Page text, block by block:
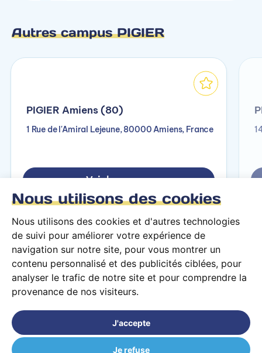
Nous utilisons des cookies
Nous utilisons des cookies et d'autres technologies
de suivi pour améliorer votre expérience de
navigation sur notre site, pour vous montrer un
contenu personnalisé et des publicités ciblées, pour
analyser le trafic de notre site et pour comprendre la
provenance de nos visiteurs.
J'accepte
Je refuse
Autres campus PIGIER
PIGIER Amiens (80)
1 Rue de l'Amiral Lejeune, 80000 Amiens, France
Voir le campus
Conditions générales d’utilisation
© 2026 PARCOURS Privé tous droits réservés